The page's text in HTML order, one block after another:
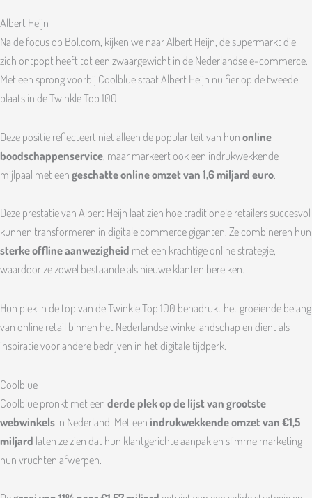
Albert Heijn
Na de focus op Bol.com, kijken we naar Albert Heijn, de supermarkt die
zich ontpopt heeft tot een zwaargewicht in de Nederlandse e-commerce.
Met een sprong voorbij Coolblue staat Albert Heijn nu fier op de tweede
plaats in de Twinkle Top 100.
Deze positie reflecteert niet alleen de populariteit van hunonline
boodschappenservice , maar markeert ook een indrukwekkende
mijlpaal met eengeschatte online omzet van 1,6 miljard euro
Deze prestatie van Albert Heijn laat zien hoe traditionele retailers succesvol
kunnen transformeren in digitale commerce giganten. Ze combineren hun
sterke offline aanwezigheid met een krachtige online strategie,
waardoor ze zowel bestaande als nieuwe klanten bereiken.
Hun plek in de top van de Twinkle Top 100 benadrukt het groeiende belang
van online retail binnen het Nederlandse winkellandschap en dient als
inspiratie voor andere bedrijven in het digitale tijdperk.
Coolblue
Coolblue pronkt met eenderde plek op de lijst van grootste
webwinkelsin Nederland. Met eenindrukwekkende omzet van €1,5
miljard laten ze zien dat hun klantgerichte aanpak en slimme marketing
hun vruchten afwerpen.